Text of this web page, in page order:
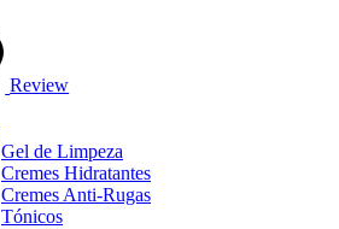
Review
Gel de Limpeza
Cremes Hidratantes
Cremes Anti-Rugas
Tónicos